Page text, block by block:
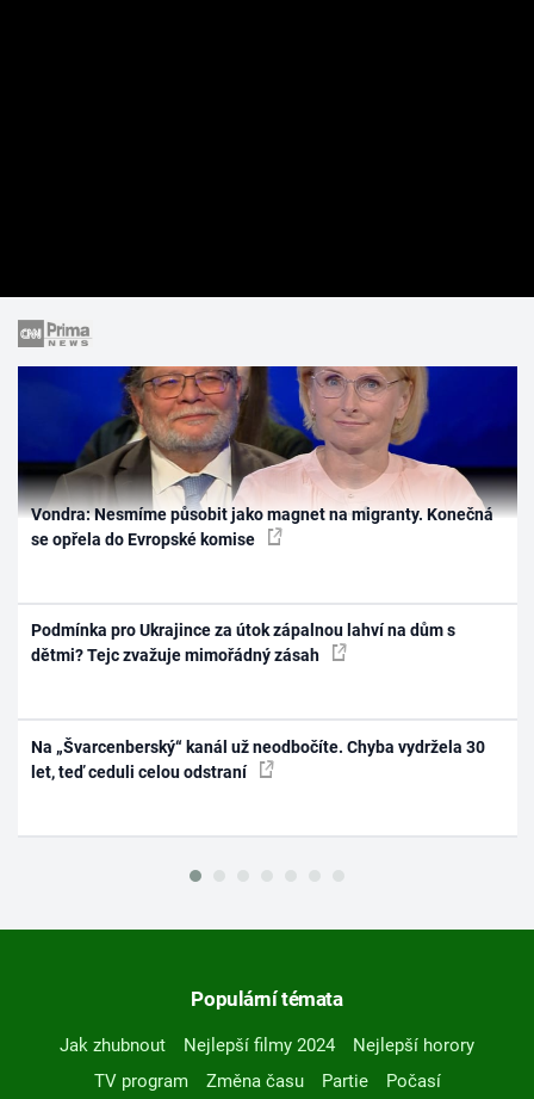
Vondra: Nesmíme působit jako magnet na migranty. Konečná
se opřela do Evropské komise
Podmínka pro Ukrajince za útok zápalnou lahví na dům s
dětmi? Tejc zvažuje mimořádný zásah
Na „Švarcenberský“ kanál už neodbočíte. Chyba vydržela 30
let, teď ceduli celou odstraní
Populární témata
Jak zhubnout Nejlepší filmy 2024
Nejlepší horory
TV program
Změna času Partie
Počasí